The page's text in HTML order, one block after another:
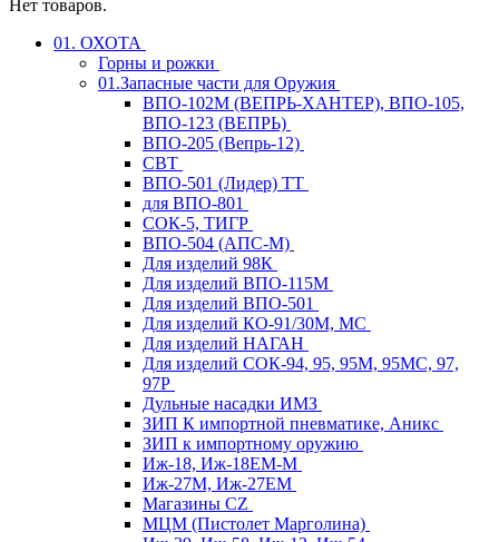
Нет товаров.
01. ОХОТА
Горны и рожки
01.Запасные части для Оружия
ВПО-102М (ВЕПРЬ-ХАНТЕР), ВПО-105,
ВПО-123 (ВЕПРЬ)
ВПО-205 (Вепрь-12)
СВТ
ВПО-501 (Лидер) ТТ
для ВПО-801
СОК-5, ТИГР
ВПО-504 (АПС-М)
Для изделий 98К
Для изделий ВПО-115М
Для изделий ВПО-501
Для изделий КО-91/30М, МС
Для изделий НАГАН
Для изделий СОК-94, 95, 95М, 95МС, 97,
97Р
Дульные насадки ИМЗ
ЗИП К импортной пневматике, Аникс
ЗИП к импортному оружию
Иж-18, Иж-18ЕМ-М
Иж-27М, Иж-27ЕМ
Магазины CZ
МЦМ (Пистолет Марголина)